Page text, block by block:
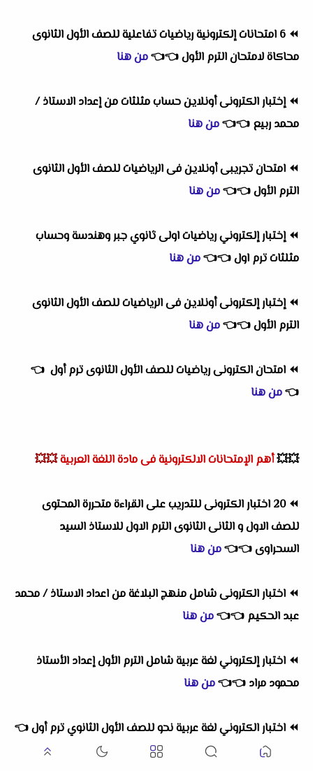
⏪
6 امتحانات إلكترونية رياضيات تفاعلية للصف الأول الثانوى
محاكاة لامتحان الترم الأول👈
👈من هنا
⏪إختبار الكترونى أونلاين حساب مثلثات من إعداد الاستاذ /
محمد ربيع 👈
👈من هنا
⏪ امتحان تجريبى أونلاين فى الرياضيات للصف الأول الثانوى
الترم الأول👈
👈من هنا
⏪إختبار إلكتروني رياضيات اولى ثانوي جبر وهندسة وحساب
مثلثات ترم اول👈
👈من هنا
⏪إختبار إلكترونى أونلاين فى الرياضيات للصف الأول الثانوى
الترم الأول👈
👈من هنا
⏪ امتحان الكترونى رياضيات للصف الأول الثانوى ترم أول 👈
👈من هنا
💥💥أهم الإمتحانات الالكترونية فى مادة اللغة العربية💥💥
⏪
20 اختبار الكترونى للتدريب على القراءة متحررة المحتوى
للصف الاول و الثانى الثانوى الترم الاول للاستاذ السيد
السحراوى👈
👈من هنا
⏪ اختبار الكترونى شامل منهج البلاغة من اعداد الاستاذ / محمد
عبد الحكيم 👈
👈من هنا
⏪ اختبار إلكتروني لغة عربية شامل الترم الأول إعداد الأستاذ
محمود مراد 👈
👈من هنا
⏪ اختبار الكتروني لغة عربية نحو للصف الأول الثانوي ترم أول👈
من هنا